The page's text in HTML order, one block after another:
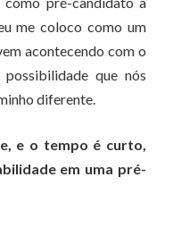
me coloco como um
acontecendo com o
que nós
diferente.
e o tempo é curto,
em uma pré-